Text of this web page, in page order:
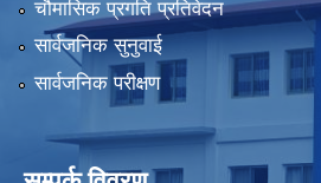
चौमासिक प्रगति प्रतिवेदन
सार्वजनिक सुनुवाई
सार्वजनिक परीक्षण